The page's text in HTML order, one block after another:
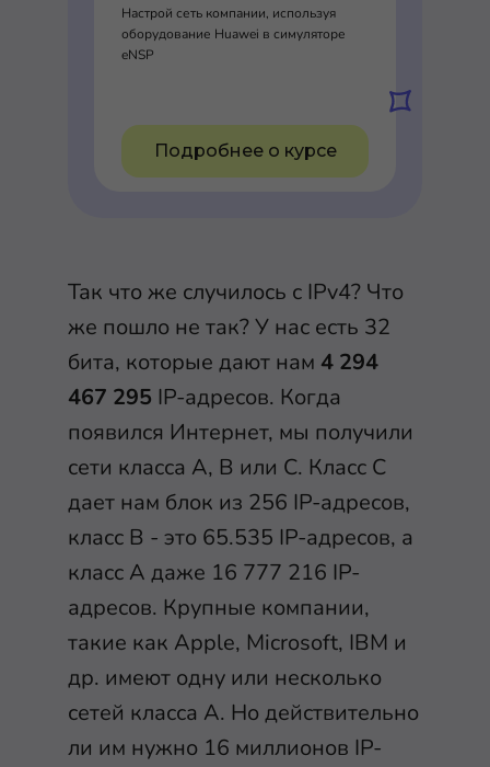
Настрой сеть компании, используя
оборудование Huawei в симуляторе
eNSP
Подробнее о курсе
Так что же случилось с IPv4? Что
же пошло не так? У нас есть 32
бита, которые дают нам 4 294
467 295 IP-адресов. Когда
появился Интернет, мы получили
сети класса А, В или С. Класс С
дает нам блок из 256 IP-адресов,
класс B - это 65.535 IP-адресов, а
класс A даже 16 777 216 IP-
адресов. Крупные компании,
такие как Apple, Microsoft, IBM и
др. имеют одну или несколько
сетей класса А. Но действительно
ли им нужно 16 миллионов IP-